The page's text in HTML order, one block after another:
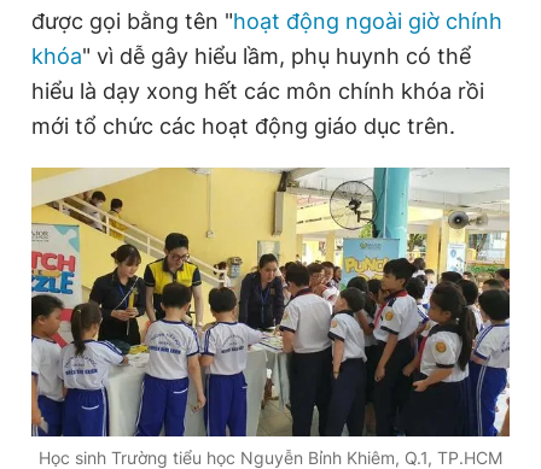
được gọi bằng tên "hoạt động ngoài giờ chính
khóa" vì dễ gây hiểu lầm, phụ huynh có thể
hiểu là dạy xong hết các môn chính khóa rồi
mới tổ chức các hoạt động giáo dục trên.
Học sinh Trường tiểu học Nguyễn Bỉnh Khiêm, Q.1, TP.HCM